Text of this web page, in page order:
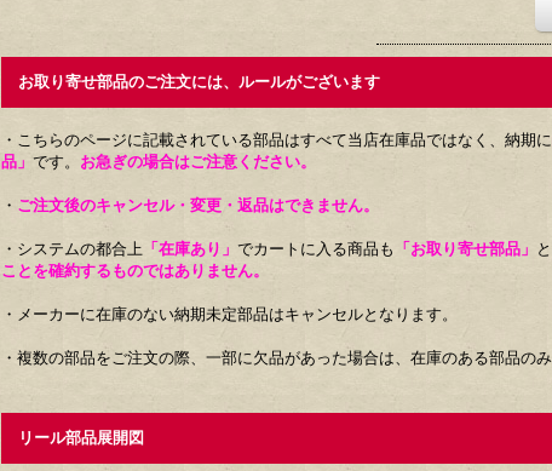
お取り寄せ部品のご注文には、ルールがございます
・こちらのページに記載されている部品はすべて当店在庫品ではなく、納期に
品」 です。 お急ぎの場合はご注意ください。
・ ご注文後のキャンセル・変更・返品はできません。
・システムの都合上 「在庫あり」 でカートに入る商品も 「お取り寄せ部品」
ことを確約するものではありません。
・メーカーに在庫のない納期未定部品はキャンセルとなります。
・複数の部品をご注文の際、一部に欠品があった場合は、在庫のある部品のみ
リール部品展開図